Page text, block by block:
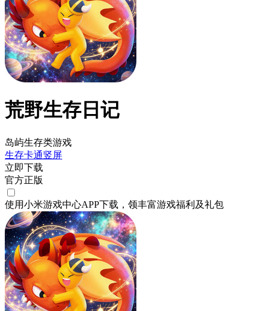
荒野生存日记
岛屿生存类游戏
生存卡通竖屏
立即下载
官方正版
使用小米游戏中心APP下载 ，领丰富游戏福利 及礼包